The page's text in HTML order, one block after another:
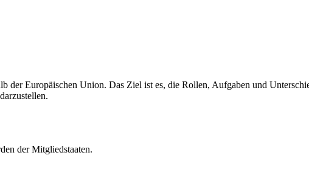
Europäischen Union. Das Ziel ist es, die Rollen, Aufgaben und
der Mitgliedstaaten.